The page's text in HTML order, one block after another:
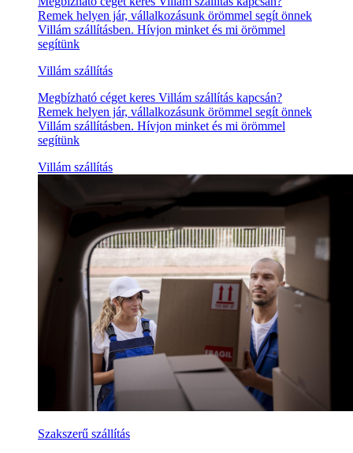
Remek helyen jár, vállalkozásunk örömmel segít önnek
Villám szállításben. Hívjon minket és mi örömmel
segítünk
Villám szállítás
Megbízható céget keres Villám szállítás kapcsán?
Remek helyen jár, vállalkozásunk örömmel segít önnek
Villám szállításben. Hívjon minket és mi örömmel
segítünk
Villám szállítás
Szakszerű szállítás